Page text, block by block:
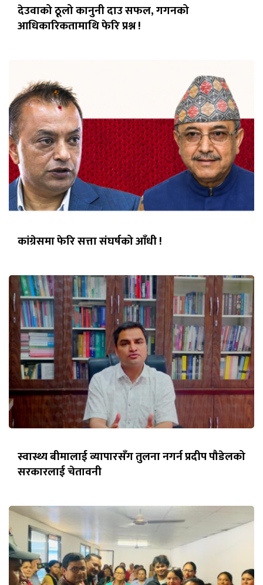
देउवाको ठूलो कानुनी दाउ सफल, गगनको
आधिकारिकतामाथि फेरि प्रश्न !
कांग्रेसमा फेरि सत्ता संघर्षको आँधी !
स्वास्थ्य बीमालाई व्यापारसँग तुलना नगर्न प्रदीप पौडेलको
सरकारलाई चेतावनी